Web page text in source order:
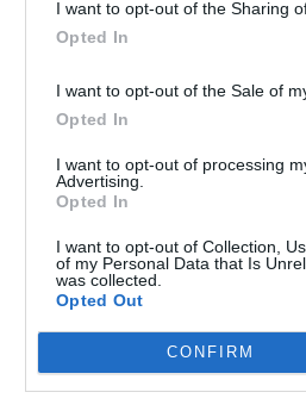
I want to opt-out of the Sharing
Opted In
I want to opt-out of the Sale of
Opted In
I want to opt-out of processing
Advertising.
Opted In
I want to opt-out of Collection,
of my Personal Data that Is
was collected.
Opted Out
CONFIRM